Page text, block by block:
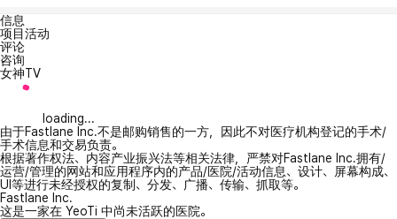
信息
项目活动
评论
咨询
女神TV
loading...
由于Fastlane Inc.不是邮购销售的一方，因此不对医疗机构登记的手术/
手术信息和交易负责。
根据著作权法、内容产业振兴法等相关法律，严禁对Fastlane Inc.拥有/
运营/管理的网站和应用程序内的产品/医院/活动信息、设计、屏幕构成、
UI等进行未经授权的复制、分发、广播、传输、抓取等。
Fastlane Inc.
这是一家在 YeoTi 中尚未活跃的医院。